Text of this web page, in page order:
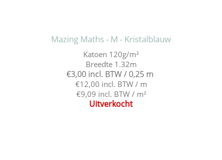
Mazing Maths - M - Kristalblauw
Katoen 120g/m²
Breedte 1.32m
€3,00 incl. BTW / 0,25 m
€12,00 incl. BTW / m
€9,09 incl. BTW / m²
Uitverkocht